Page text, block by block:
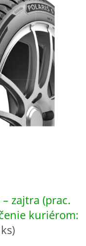
zajtra (prac.
kuriérom: